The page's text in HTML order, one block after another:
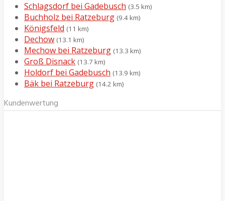
Schlagsdorf bei Gadebusch (3.5 km)
Buchholz bei Ratzeburg (9.4 km)
Königsfeld (11 km)
Dechow (13.1 km)
Mechow bei Ratzeburg (13.3 km)
Groß Disnack (13.7 km)
Holdorf bei Gadebusch (13.9 km)
Bäk bei Ratzeburg (14.2 km)
Kundenwertung